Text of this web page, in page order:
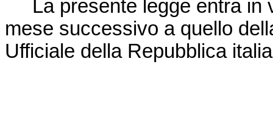
La presente legge entra in
mese successivo a quello
Ufficiale della Repubblica